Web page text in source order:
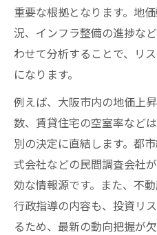
重要な根拠となります。地
況、インフラ整備の進捗な
わせて分析することで、リ
になります。
例えば、大阪市内の地価上
数、賃貸住宅の空室率など
別の決定に直結します。都
式会社などの民間調査会社
効な情報源です。また、不
行政指導の内容も、投資リ
るため、最新の動向把握が欠